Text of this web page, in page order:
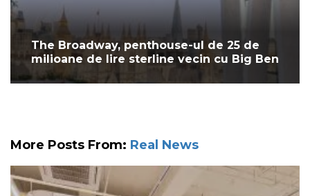
The Broadway, penthouse-ul de 25 de
milioane de lire sterline vecin cu Big Ben
More Posts From: Real News